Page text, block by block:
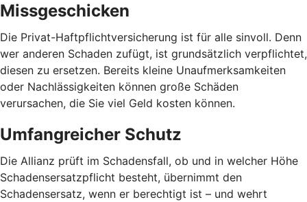
Missgeschicken
Die Privat-Haftpflichtversicherung ist für alle sinvoll. Denn
wer anderen Schaden zufügt, ist grundsätzlich verpflichtet,
diesen zu ersetzen. Bereits kleine Unaufmerksamkeiten
oder Nachlässigkeiten können große Schäden
verursachen, die Sie viel Geld kosten können.
Umfangreicher Schutz
Die Allianz prüft im Schadensfall, ob und in welcher Höhe
Schadensersatzpflicht besteht, übernimmt den
Schadensersatz, wenn er berechtigt ist – und wehrt